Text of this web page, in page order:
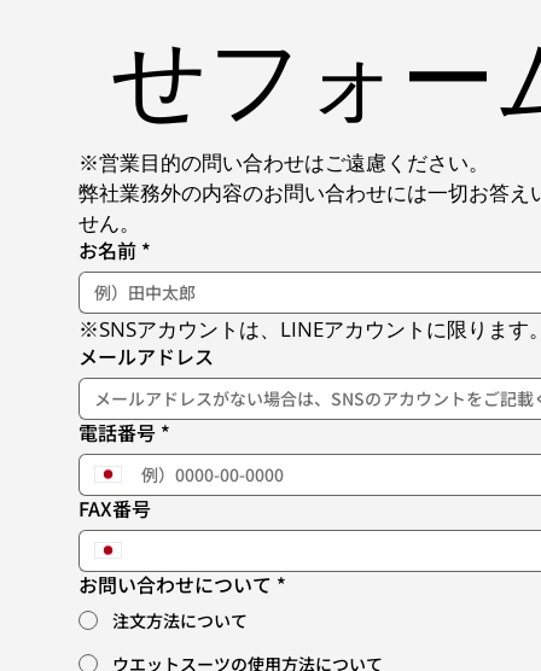
せフォー
※営業目的の問い合わせはご遠慮ください。
弊社業務外の内容のお問い合わせには一切お答え
せん。
お名前 *
※SNSアカウントは、LINEアカウントに限ります
メールアドレス
電話番号 *
FAX番号
お問い合わせについて *
注文方法について
ウエットスーツの使用方法について